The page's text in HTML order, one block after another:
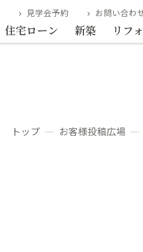
住宅ローン 新築 リフ
chevron_right 見学会予約 chevron_right お問い合わ
トップ お客様投稿広場